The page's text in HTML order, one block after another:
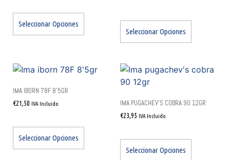
Seleccionar Opciones
Seleccionar Opciones
IMA IBORN 78F 8’5GR
€21,50 IVA Incluido
Seleccionar Opciones
IMA PUGACHEV’S COBRA 90 12GR
€23,95 IVA Incluido
Seleccionar Opciones